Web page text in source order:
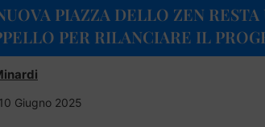
PIAZZA DELLO ZEN RESTA
PER RILANCIARE IL
Giugno 2025